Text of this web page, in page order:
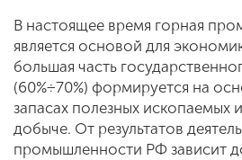
В настоящее время горная
является основой для
большая часть
(60%÷70%) формируется на
запасах полезных ископаемых
добыче. От результатов
промышленности РФ зависит